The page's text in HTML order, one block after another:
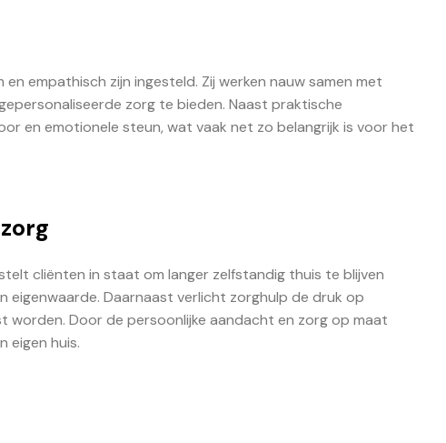
empathisch zijn ingesteld. Zij werken nauw samen met
zorg te bieden. Naast praktische
en emotionele steun, wat vaak net zo belangrijk is voor het
cliënten in staat om langer zelfstandig thuis te blijven
eigenwaarde. Daarnaast verlicht zorghulp de druk op
worden. Door de persoonlijke aandacht en zorg op maat
eigen huis.